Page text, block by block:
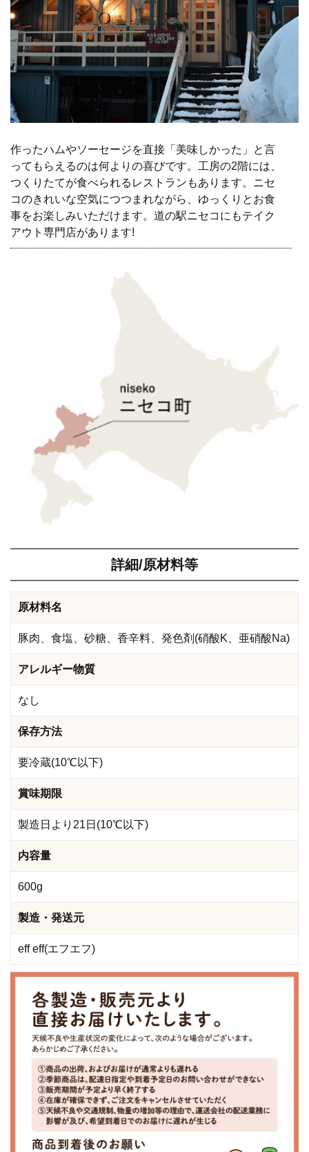
作ったハムやソーセージを直接「美味しかった」と言
ってもらえるのは何よりの喜びです。工房の2階には、
つくりたてが食べられるレストランもあります。ニセ
コのきれいな空気につつまれながら、ゆっくりとお食
事をお楽しみいただけます。道の駅ニセコにもテイク
アウト専門店があります!
詳細/原材料等
原材料名
豚肉、食塩、砂糖、香辛料、発色剤(硝酸K、亜硝酸Na)
アレルギー物質
なし
保存方法
要冷蔵(10℃以下)
賞味期限
製造日より21日(10℃以下)
内容量
600g
製造・発送元
eff eff(エフエフ)